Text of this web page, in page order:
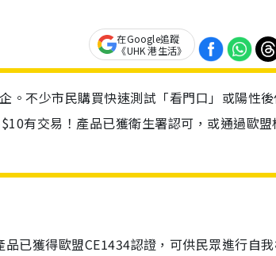
在Google追蹤
《UHK 港生活》
。不少市民購買快速測試「看門口」或陽性
有交易！產品已獲衛生署認可，或通過歐盟
已獲得歐盟CE1434認證，可供民眾進行自